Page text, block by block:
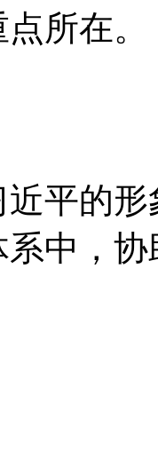
所在。
平的
系中，